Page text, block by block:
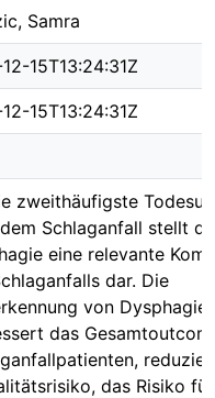
Samra
15T13:24:31Z
15T13:24:31Z
zweithäufigste
Schlaganfall stellt
eine relevante
dar. Die
von Dysphagie
das
das Risiko